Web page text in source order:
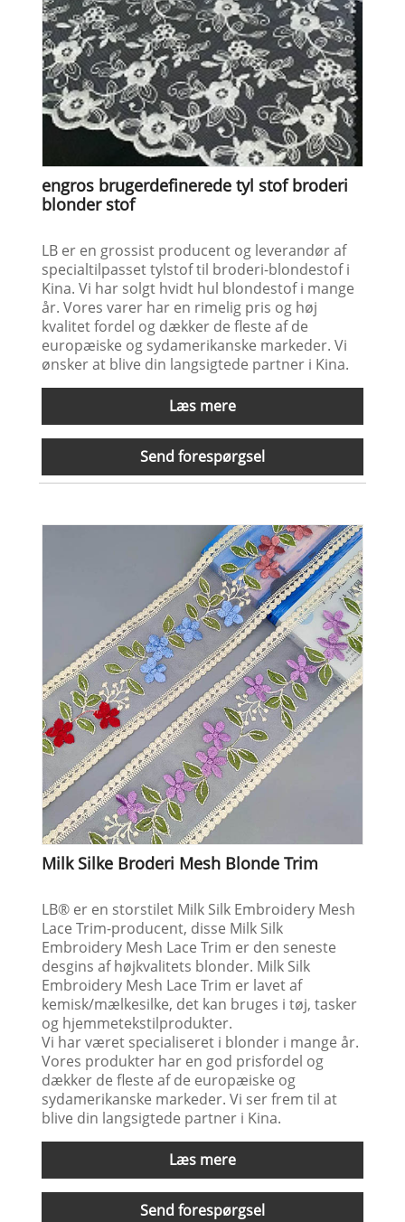
engros brugerdefinerede tyl stof broderi
blonder stof
LB er en grossist producent og leverandør af
specialtilpasset tylstof til broderi-blondestof i
Kina. Vi har solgt hvidt hul blondestof i mange
år. Vores varer har en rimelig pris og høj
kvalitet fordel og dækker de fleste af de
europæiske og sydamerikanske markeder. Vi
ønsker at blive din langsigtede partner i Kina.
Læs mere
Send forespørgsel
Milk Silke Broderi Mesh Blonde Trim
LB® er en storstilet Milk Silk Embroidery Mesh
Lace Trim-producent, disse Milk Silk
Embroidery Mesh Lace Trim er den seneste
desgins af højkvalitets blonder. Milk Silk
Embroidery Mesh Lace Trim er lavet af
kemisk/mælkesilke, det kan bruges i tøj, tasker
og hjemmetekstilprodukter.
Vi har været specialiseret i blonder i mange år.
Vores produkter har en god prisfordel og
dækker de fleste af de europæiske og
sydamerikanske markeder. Vi ser frem til at
blive din langsigtede partner i Kina.
Læs mere
Send forespørgsel